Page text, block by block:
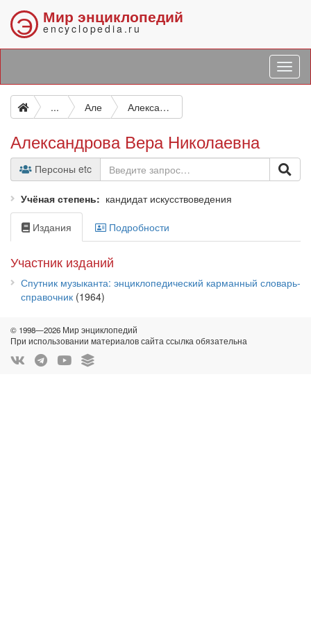
Э Мир энциклопедий
encyclopedia.ru
... Але Александрова Вера Николаевна
Александрова Вера Николаевна
Персоны etc
Учёная степень кандидат искусствоведения
Издания Подробности
Участник изданий
Спутник музыканта: энциклопедический карманный словарь-
справочник (1964)
© 1998—2026 Мир энциклопедий
При использовании материалов сайта ссылка обязательна